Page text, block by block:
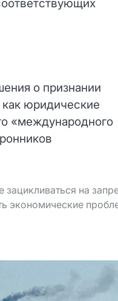
о признании
юридические
«международного
зацикливаться на
экономические